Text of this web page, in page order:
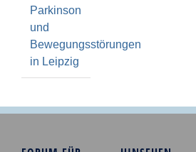
Parkinson
und
Bewegungsstörungen
in Leipzig